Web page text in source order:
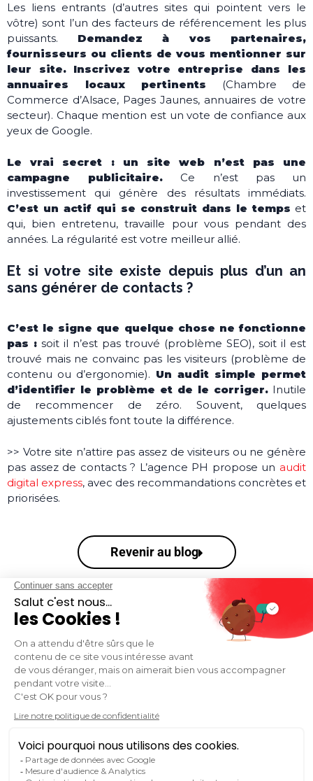
Les liens entrants (d’autres sites qui pointent vers le
vôtre) sont l’un des facteurs de référencement les plus
puissants. Demandez à vos partenaires,
fournisseurs ou clients de vous mentionner sur
leur site. Inscrivez votre entreprise dans les
annuaires locaux pertinents (Chambre de
Commerce d’Alsace, Pages Jaunes, annuaires de votre
secteur). Chaque mention est un vote de confiance aux
yeux de Google.
Le vrai secret : un site web n’est pas une
campagne publicitaire. Ce n’est pas un
investissement qui génère des résultats immédiats.
C’est un actif qui se construit dans le temps et
qui, bien entretenu, travaille pour vous pendant des
années. La régularité est votre meilleur allié.
Et si votre site existe depuis plus d’un an
sans générer de contacts ?
C’est le signe que quelque chose ne fonctionne
pas : soit il n’est pas trouvé (problème SEO), soit il est
trouvé mais ne convainc pas les visiteurs (problème de
contenu ou d’ergonomie). Un audit simple permet
d’identifier le problème et de le corriger. Inutile
de recommencer de zéro. Souvent, quelques
ajustements ciblés font toute la différence.
>> Votre site n’attire pas assez de visiteurs ou ne génère
pas assez de contacts ? L’agence PH propose un audit
digital express, avec des recommandations concrètes et
priorisées.
Revenir au blog
VOUS SOUHAITEZ RESTER INFORMÉ.E DE
L'ACTUALITÉ DU MARKETING ET DE LA
COMMUNICATION DIGITALE ?
S'inscrire à la newsletter